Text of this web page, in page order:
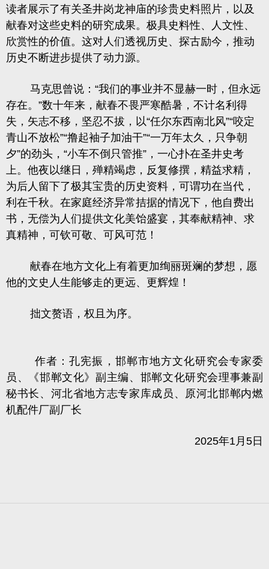
读者展示了有关圣井岗龙神庙的珍贵史料照片，以及
献春对这些史料的研究成果。极具史料性、人文性、
欣赏性的价值。这对人们透视历史、探古励今，推动
历史不断进步提供了动力源。
马克思曾说： “我们的事业并不显赫一时，但永远
存在。”数十年来，献春不畏严寒酷暑，不计名利得
失，矢志不移，坚忍不拔，以“任尔东西南北风”“咬定
青山不放松”“撸起袖子加油干”“一万年太久，只争朝
夕”的劲头，“小车不倒只管推”，一心扑在圣井史考
上。 他夜以继日，殚精竭虑，反复修撰，精益求精，
为后人留下了极其宝贵的历史资料，可谓功在当代，
利在千秋。在家庭经济异常拮据的情况下，他自费出
书，无偿为人们提供文化美饴盛宴，其奉献精神、求
真精神，可钦可敬、可风可范！
献春在地方文化上有着更加绚丽斑斓的梦想，愿
他的文史人生能够走的更远、更辉煌！
拙文赘语，权且为序。
作者：孔宪振，邯郸市地方文化研究会专家委
员、《邯郸文化》副主编、邯郸文化研究会理事兼副
秘书长、河北省地方志专家库成员、原河北邯郸内燃
机配件厂副厂长
2025年1月5日